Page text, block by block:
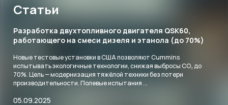
Статьи
Разработка двухтопливного двигателя QSK60,
работающего на смеси дизеля и этанола (до 70%)
Новые тестовые установки в США позволяют Cummins
испытывать экологичные технологии, снижая выбросы CO₂ до
70%. Цель — модернизация тяжёлой техники без потери
производительности. Полевые испытания ...
05.09.2025